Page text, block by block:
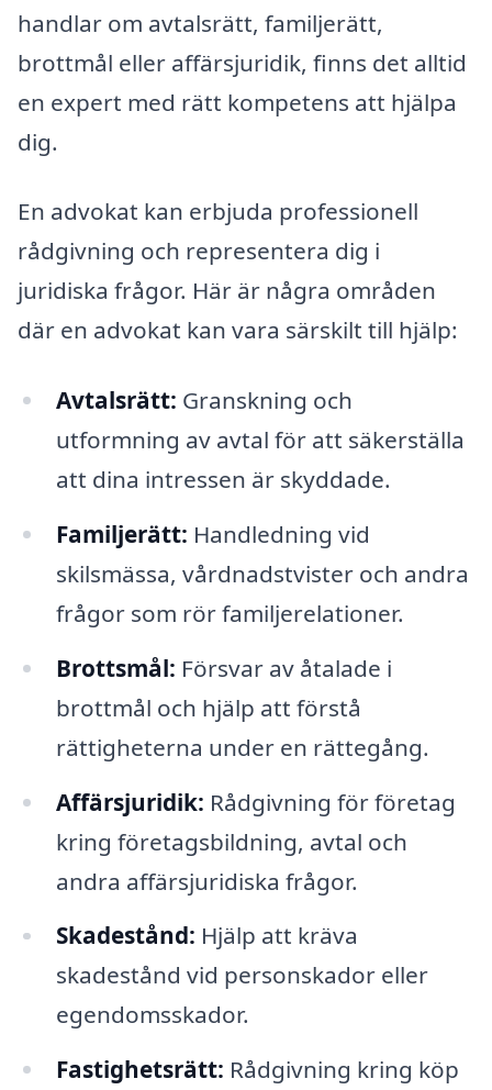
handlar om avtalsrätt, familjerätt,
brottmål eller affärsjuridik, finns det alltid
en expert med rätt kompetens att hjälpa
dig.
En advokat kan erbjuda professionell
rådgivning och representera dig i
juridiska frågor. Här är några områden
där en advokat kan vara särskilt till hjälp:
Avtalsrätt: Granskning och
utformning av avtal för att säkerställa
att dina intressen är skyddade.
Familjerätt: Handledning vid
skilsmässa, vårdnadstvister och andra
frågor som rör familjerelationer.
Brottsmål: Försvar av åtalade i
brottmål och hjälp att förstå
rättigheterna under en rättegång.
Affärsjuridik: Rådgivning för företag
kring företagsbildning, avtal och
andra affärsjuridiska frågor.
Skadestånd: Hjälp att kräva
skadestånd vid personskador eller
egendomsskador.
Fastighetsrätt: Rådgivning kring köp